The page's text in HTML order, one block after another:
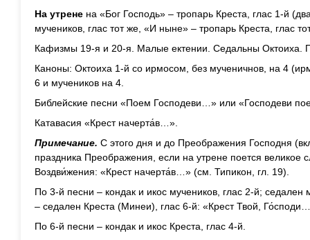
На утрене на «Бог Господь» – тропарь Креста, глас 1-й
мучеников, глас тот же, «И ныне» – тропарь Креста, глас
Кафизмы 19-я и 20-я. Малые ектении. Седальны Октоиха.
Каноны: Октоиха 1-й со ирмосом, без мученичнов, на 4
6 и мучеников на 4.
Библейские песни «Поем Господеви…» или «Господеви
Катавасия «Крест начерта́в…».
Примечание. С этого дня и до Преображения Господня
праздника Преображения, если на утрене поется великое
Воздви́жения: «Крест начерта́в…» (см. Типикон, гл. 19).
По 3-й песни – кондак и икос мучеников, глас 2-й;
– седален Креста (Минеи), глас 6-й: «Крест Твой,
По 6-й песни – кондак и икос Креста, глас 4-й.